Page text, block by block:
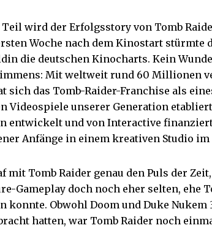
wird der Erfolgsstory von Tomb
Woche nach dem Kinostart stürmte
die deutschen Kinocharts. Kein
Mit weltweit rund 60 Millionen
sich das Tomb-Raider-Franchise als
Videospiele unserer Generation
entwickelt und von Interactive
Anfänge in einem kreativen Studio im
mit Tomb Raider genau den Puls der
Gameplay doch noch eher selten, ehe
konnte. Obwohl Doom und Duke Nukem
hatten, war Tomb Raider noch